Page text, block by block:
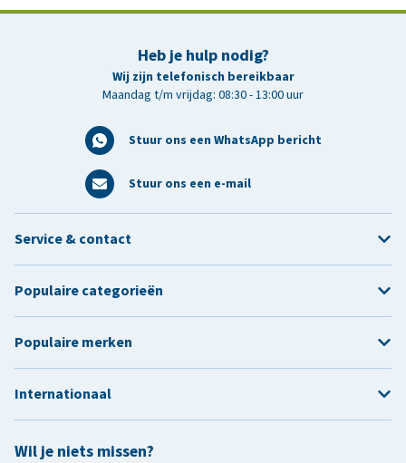
Heb je hulp nodig?
Wij zijn telefonisch bereikbaar
Maandag t/m vrijdag: 08:30 - 13:00 uur
Stuur ons een WhatsApp bericht
Stuur ons een e-mail
Wil je niets missen?
Service & contact
Populaire categorieën
Populaire merken
Internationaal